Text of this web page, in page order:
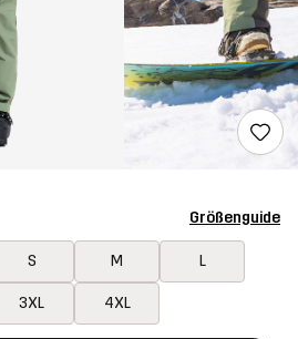
Größenguide
S M L
3XL 4XL